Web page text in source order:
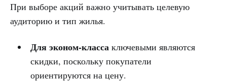
При выборе акций важно учитывать целевую
аудиторию и тип жилья.
Для эконом-класса ключевыми являются
скидки, поскольку покупатели
ориентируются на цену.